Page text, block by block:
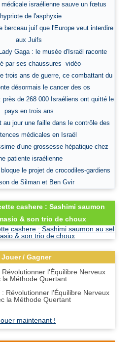
médicale israélienne sauve un fœtus
de l'asphyxie
berceau juif que l'Europe veut interdire
aux Juifs
Gaga : le musée d'Israël raconte
par ses chaussures -vidéo-
trois ans de guerre, ce combattant du
désormais le cancer des os
près de 268 000 Israéliens ont quitté le
pays en trois ans
au jour une faille dans le contrôle des
médicales en Israël
d'une grossesse hépatique chez
patiente israélienne
le projet de crocodiles-gardiens
de Silman et Ben Gvir
cashere : Sashimi saumon
& son trio de choux
Jouer / Gagner
l'Équilibre Nerveux
la Méthode Quertant
maintenant !